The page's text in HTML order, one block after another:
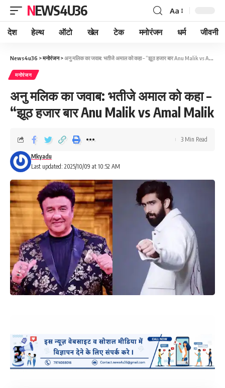
NEWS4U36 Aa
देश हेल्थ ऑटो खेल टेक मनोरंजन धर्म जीवनी
News4u36 >मनोरंजन>अनु मलिक का जवाब: भतीजे अमाल को कहा – “झूठ हजार बार Anu Malik vs Amal Malik
मनोरंजन
अनु मलिक का जवाब: भतीजे अमाल को कहा –
“झूठ हजार बार Anu Malik vs Amal Malik
Last updated: 2025/10/09 at 10:52 AM
Mkyadu
3 Min Read